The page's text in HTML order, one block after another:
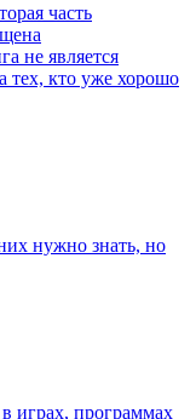
часть
не является
тех, кто уже хорошо
нужно знать, но
играх, программах